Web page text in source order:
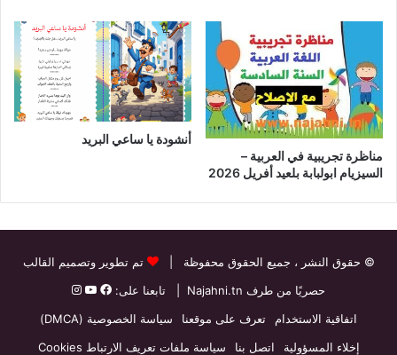
مناظرة تجريبية في العربية –
السيزيام ابولبابة بلعيد أفريل 2026
أنشودة يا ساعي البريد
© حقوق النشر ، جميع الحقوق محفوظة |
تم تطوير وتصميم القالب
حصريًا من طرف Najahni.tn | تابعنا على:
اتفاقية الاستخدام
تعرف على موقعنا
سياسة الخصوصية (DMCA)
إخلاء المسؤولية
اتصل بنا سياسة ملفات تعريف الارتباط Cookies